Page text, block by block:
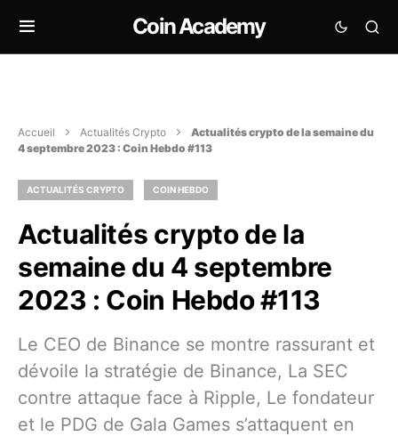
Coin Academy
Accueil Actualités Crypto
Actualités crypto de la semaine du
4 septembre 2023 : Coin Hebdo #113
ACTUALITÉS CRYPTO COIN HEBDO
Actualités crypto de la
semaine du 4 septembre
2023 : Coin Hebdo #113
Le CEO de Binance se montre rassurant et
dévoile la stratégie de Binance, La SEC
contre attaque face à Ripple, Le fondateur
et le PDG de Gala Games s’attaquent en